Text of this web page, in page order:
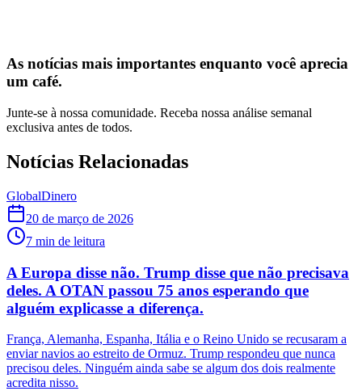
As notícias mais importantes enquanto você aprecia
um café.
Junte-se à nossa comunidade. Receba nossa análise semanal
exclusiva antes de todos.
Notícias Relacionadas
GlobalDinero
20 de março de 2026
7 min de leitura
A Europa disse não. Trump disse que não precisava
deles. A OTAN passou 75 anos esperando que
alguém explicasse a diferença.
França, Alemanha, Espanha, Itália e o Reino Unido se recusaram a
enviar navios ao estreito de Ormuz. Trump respondeu que nunca
precisou deles. Ninguém ainda sabe se algum dos dois realmente
acredita nisso.